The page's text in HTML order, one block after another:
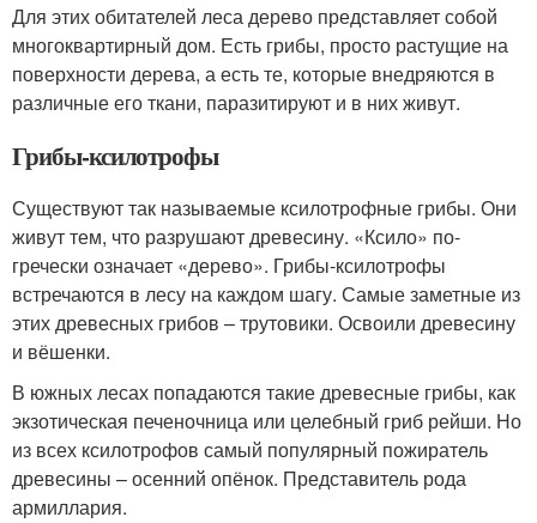
Для этих обитателей леса дерево представляет собой
многоквартирный дом. Есть грибы, просто растущие на
поверхности дерева, а есть те, которые внедряются в
различные его ткани, паразитируют и в них живут.
Грибы-ксилотрофы
Существуют так называемые ксилотрофные грибы. Они
живут тем, что разрушают древесину. «Ксило» по-
гречески означает «дерево». Грибы-ксилотрофы
встречаются в лесу на каждом шагу. Самые заметные из
этих древесных грибов – трутовики. Освоили древесину
и вёшенки.
В южных лесах попадаются такие древесные грибы, как
экзотическая печеночница или целебный гриб рейши. Но
из всех ксилотрофов самый популярный пожиратель
древесины – осенний опёнок. Представитель рода
армиллария.